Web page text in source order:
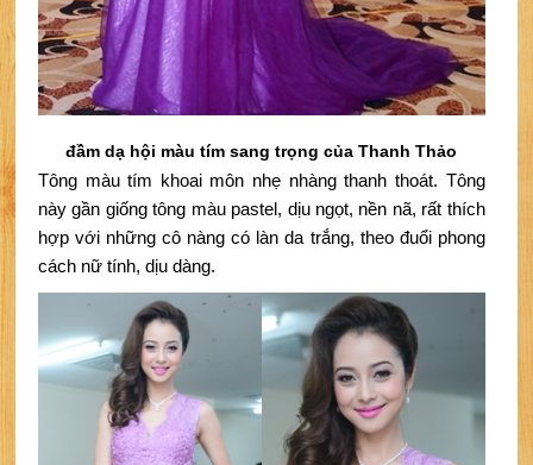
đầm dạ hội màu tím sang trọng của Thanh Thảo
Tông màu tím khoai môn nhẹ nhàng thanh thoát. Tông
này gần giống tông màu pastel, dịu ngọt, nền nã, rất thích
hợp với những cô nàng có làn da trắng, theo đuổi phong
cách nữ tính, dịu dàng.